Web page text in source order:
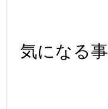
気になる